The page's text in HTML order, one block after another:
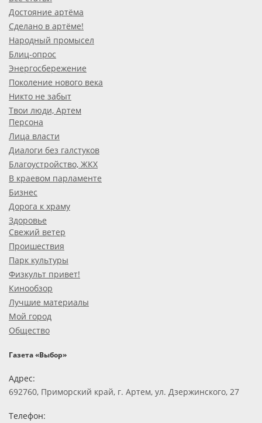
Достояние артёма
Сделано в артёме!
Народный промысел
Блиц-опрос
Энергосбережение
Поколение нового века
Никто не забыт
Твои люди, Артем
Персона
Лица власти
Диалоги без галстуков
Благоустройство, ЖКХ
В краевом парламенте
Бизнес
Дорога к храму
Здоровье
Свежий ветер
Проишествия
Парк культуры
Физкульт привет!
Кинообзор
Лучшие материалы
Мой город
Общество
Газета «Выбор»
Адрес:
692760, Приморский край, г. Артем, ул. Дзержинского, 27
Телефон: